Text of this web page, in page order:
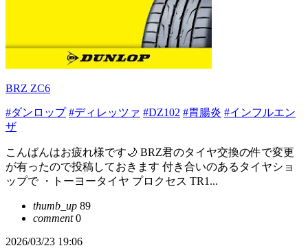
BRZ ZC6
#ダンロップ #ディレッツァ #DZ102 #胃腸炎 #インフルエン
ザ
こんばんはお疲れ様です🌙 BRZ君のタイヤ交換の件で変更
が有ったので投稿しておきます 付き合いのあるタイヤショ
ップで ・トーヨータイヤ プロクセス TR1...
thumb_up 89
comment0
2026/03/23 19:06